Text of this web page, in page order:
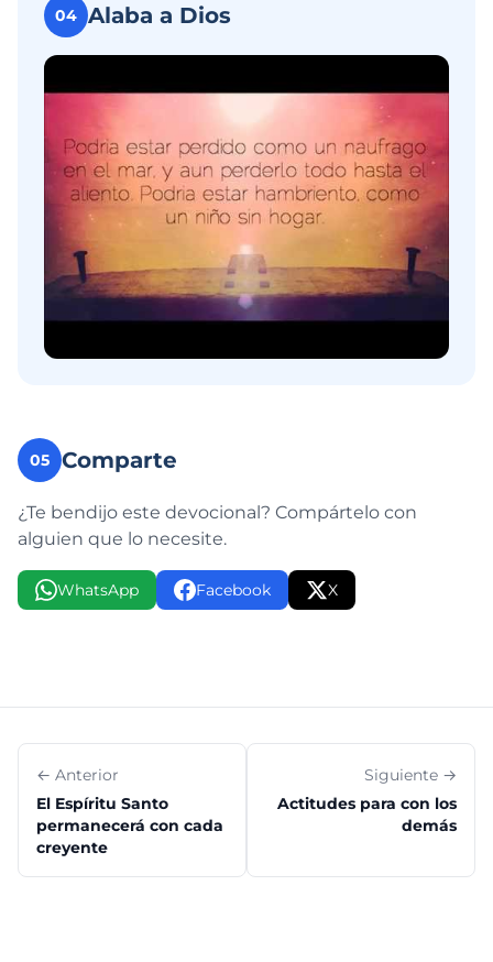
04 Alaba a Dios
05 Comparte
¿Te bendijo este devocional? Compártelo con
alguien que lo necesite.
WhatsApp Facebook X
← Anterior
El Espíritu Santo
permanecerá con cada
creyente
Siguiente →
Actitudes para con los
demás